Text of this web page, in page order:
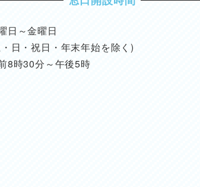
日～金曜日
日・祝日・年末年始を除く)
8時30分～午後5時